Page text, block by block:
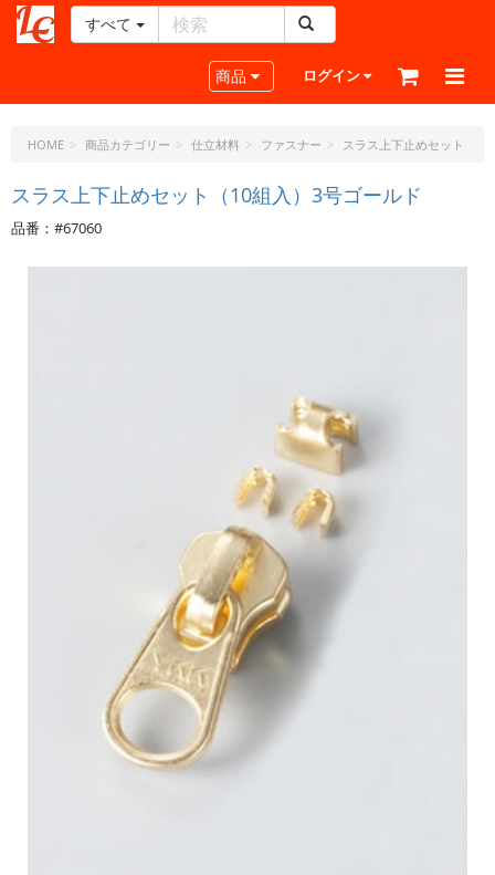
ー
ラ
ト・
ド
ッ
ト・
すべて
Toggle navigation
商品 ログイン
HOME 商品カテゴリー 仕立材料 ファスナー スラス上下止めセット
スラス上下止めセット（10組入）3号ゴールド
品番：#67060